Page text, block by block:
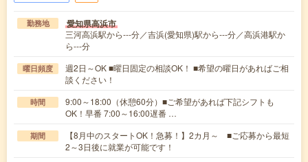
勤務地 愛知県高浜市
三河高浜駅から---分／吉浜(愛知県)駅から---分／高浜港駅か
ら---分
曜日頻度
週2日～OK ■曜日固定の相談OK！ ■希望の曜日があればご相
談ください！
時間
9:00～18:00（休憩60分）■ご希望があれば下記シフトも
OK！早番 7:00～16:00遅番 …
期間
【8月中のスタートOK！急募！】2カ月～ ■ご応募から最短
2～3日後に就業が可能です！